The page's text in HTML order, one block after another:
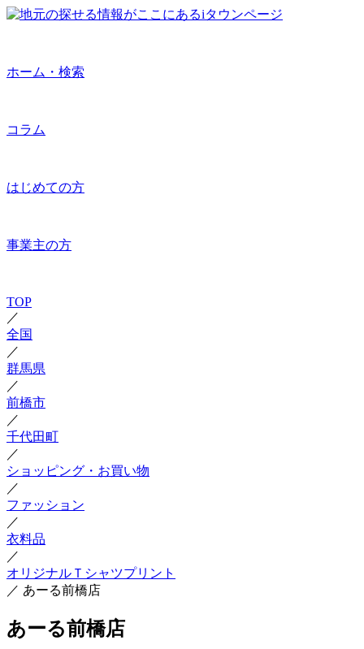
ホーム・検索
コラム
はじめての方
事業主の方
TOP
／
全国
／
群馬県
／
前橋市
／
千代田町
／
ショッピング・お買い物
／
ファッション
／
衣料品
／
オリジナルＴシャツプリント
／ あーる前橋店
あーる前橋店